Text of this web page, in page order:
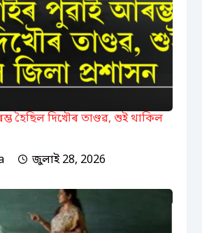
হৈছিল দিখৌৰ তাণ্ডৱ, শুই থাকিল
জুলাই 28, 2026